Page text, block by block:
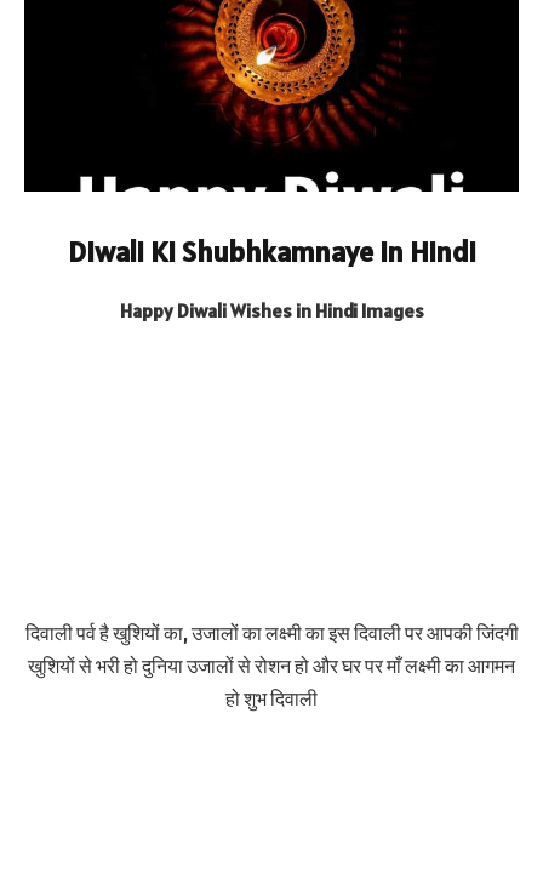
Diwali Ki Shubhkamnaye in Hindi
Happy Diwali Wishes in Hindi Images
दिवाली पर्व है खुशियों का, उजालों का लक्ष्मी का इस दिवाली पर आपकी जिंदगी
खुशियों से भरी हो दुनिया उजालों से रोशन हो और घर पर माँ लक्ष्मी का आगमन
हो शुभ दिवाली